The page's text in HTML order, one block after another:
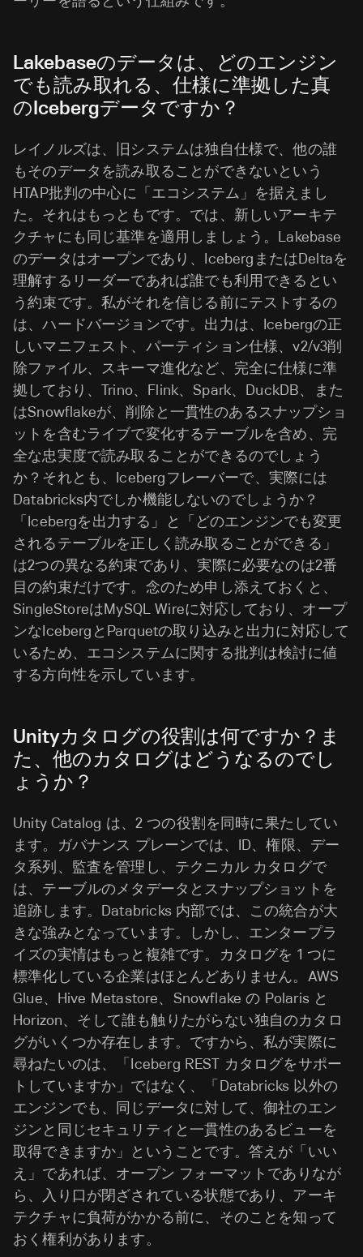
Lakebaseのデータは、どのエンジン
でも読み取れる、仕様に準拠した真
のIcebergデータですか？
レイノルズは、旧システムは独自仕様で、他の誰
もそのデータを読み取ることができないという
HTAP批判の中心に「エコシステム」を据えまし
た。それはもっともです。では、新しいアーキテ
クチャにも同じ基準を適用しましょう。Lakebase
のデータはオープンであり、IcebergまたはDeltaを
理解するリーダーであれば誰でも利用できるとい
う約束です。私がそれを信じる前にテストするの
は、ハードバージョンです。出力は、Icebergの正
しいマニフェスト、パーティション仕様、v2/v3削
除ファイル、スキーマ進化など、完全に仕様に準
拠しており、Trino、Flink、Spark、DuckDB、また
はSnowflakeが、削除と一貫性のあるスナップショ
ットを含むライブで変化するテーブルを含め、完
全な忠実度で読み取ることができるのでしょう
か？それとも、Icebergフレーバーで、実際には
Databricks内でしか機能しないのでしょうか？
「Icebergを出力する」と「どのエンジンでも変更
されるテーブルを正しく読み取ることができる」
は2つの異なる約束であり、実際に必要なのは2番
目の約束だけです。念のため申し添えておくと、
SingleStoreはMySQL Wireに対応しており、オープ
ンなIcebergとParquetの取り込みと出力に対応して
いるため、エコシステムに関する批判は検討に値
する方向性を示しています。
Unityカタログの役割は何ですか？ま
た、他のカタログはどうなるのでし
ょうか？
Unity Catalog は、2 つの役割を同時に果たしてい
ます。ガバナンス プレーンでは、ID、権限、デー
タ系列、監査を管理し、テクニカル カタログで
は、テーブルのメタデータとスナップショットを
追跡します。Databricks 内部では、この統合が大
きな強みとなっています。しかし、エンタープラ
イズの実情はもっと複雑です。カタログを 1 つに
標準化している企業はほとんどありません。AWS
Glue、Hive Metastore、Snowflake の Polaris と
Horizon、そして誰も触りたがらない独自のカタロ
グがいくつか存在します。ですから、私が実際に
尋ねたいのは、「Iceberg REST カタログをサポー
トしていますか」ではなく、「Databricks 以外の
エンジンでも、同じデータに対して、御社のエン
ジンと同じセキュリティと一貫性のあるビューを
取得できますか」ということです。答えが「いい
え」であれば、オープン フォーマットでありなが
ら、入り口が閉ざされている状態であり、アーキ
テクチャに負荷がかかる前に、そのことを知って
おく権利があります。